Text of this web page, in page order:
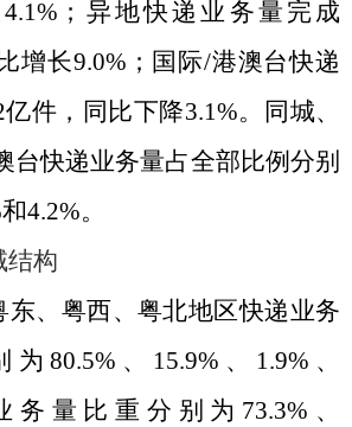
4.1% ；异地快递业务量完成
增长9.0% ；国际/港澳台快递
亿件，同比下降3.1%。
同城、
台快递业务量占全部比例分别
和4.2%。
结构
东、粤西、粤北地区快递业务
为 80.5% 、 15.9% 、 1.9% 、
务量比重分别为 73.3% 、